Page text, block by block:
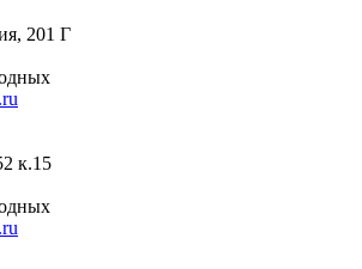
201 Г
к.15